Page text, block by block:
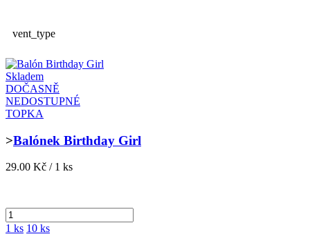
vent_type
Skladem
DOČASNĚ
NEDOSTUPNÉ
TOPKA
>Balónek Birthday Girl
29.00 Kč / 1 ks
1 ks 10 ks